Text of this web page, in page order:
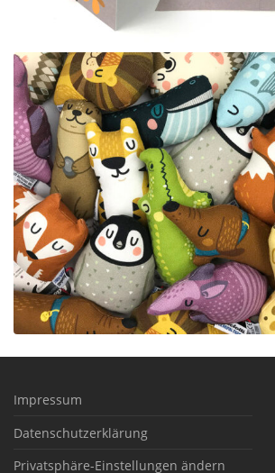
Impressum
Datenschutzerklärung
Privatsphäre-Einstellungen ändern